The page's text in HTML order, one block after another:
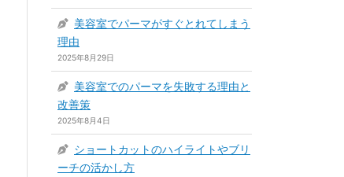
美容室でパーマがすぐとれてしまう
理由
2025年8月29日
美容室でのパーマを失敗する理由と
改善策
2025年8月4日
ショートカットのハイライトやブリ
ーチの活かし方